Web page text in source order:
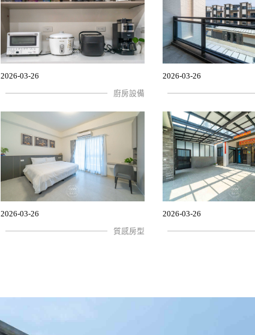
2026-03-26
廚房設備
2026-03-26
2026-03-26
質感房型
2026-03-26